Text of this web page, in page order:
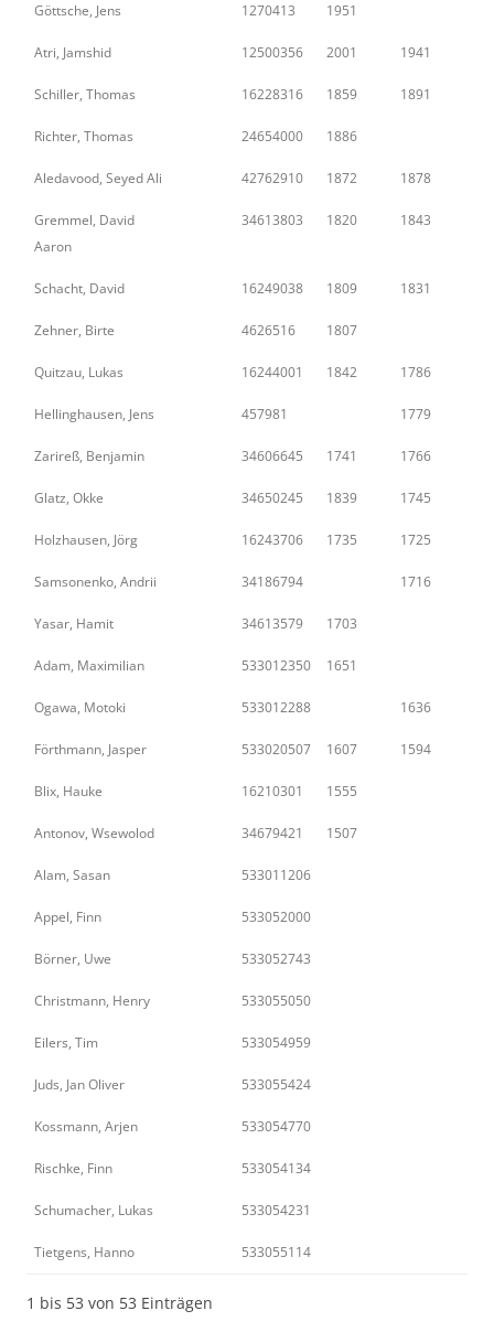
Göttsche, Jens 1270413 1951
Atri, Jamshid 12500356 2001 1941
Schiller, Thomas 16228316 1859 1891
Richter, Thomas 24654000 1886
Aledavood, Seyed Ali 42762910 1872 1878
Gremmel, David
Aaron
34613803 1820 1843
Schacht, David 16249038 1809 1831
Zehner, Birte 4626516 1807
Quitzau, Lukas 16244001 1842 1786
Hellinghausen, Jens 457981 1779
Zarireß, Benjamin 34606645 1741 1766
Glatz, Okke 34650245 1839 1745
Holzhausen, Jörg 16243706 1735 1725
Samsonenko, Andrii 34186794 1716
Yasar, Hamit 34613579 1703
Adam, Maximilian 533012350 1651
Ogawa, Motoki 533012288 1636
Förthmann, Jasper 533020507 1607 1594
Blix, Hauke 16210301 1555
Antonov, Wsewolod 34679421 1507
Alam, Sasan 533011206
Appel, Finn 533052000
Börner, Uwe 533052743
Christmann, Henry 533055050
Eilers, Tim 533054959
Juds, Jan Oliver 533055424
Kossmann, Arjen 533054770
Rischke, Finn 533054134
Schumacher, Lukas 533054231
Tietgens, Hanno 533055114
1 bis 53 von 53 Einträgen